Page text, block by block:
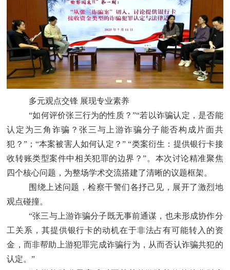
多元观点交锋 展现专业素养
“如何评价张三行为的性质？”“若以诈骗认定，是否能
认定为三角诈骗？张三与上游诈骗分子能否构成片面共
犯？”；“本案被害人如何认定？” “类案衍生：提供银行卡接
收转账类型案件中相关犯罪的边界？”。本次讨论精准聚焦
四个核心问题，为整场学术交流搭建了清晰的议题框架。
围绕上述问题，检察干警们各抒己见，展开了激烈地
观点碰撞。
“张三与上游诈骗分子既无事前通谋，也未形成协作分
工关系，其提供银行卡的动机在于非法占有可能转入的资
金，而非帮助上游犯罪完成诈骗行为，从而否认诈骗共犯的
认定。”